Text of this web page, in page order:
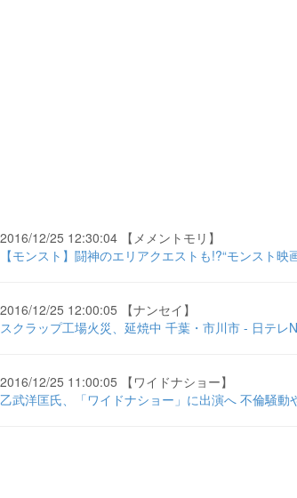
2016/12/25 12:30:04 【メメントモリ】
【モンスト】闘神のエリアクエストも!?“モンスト
2016/12/25 12:00:05 【ナンセイ】
スクラップ工場火災、延焼中 千葉・市川市 - 日テレ
2016/12/25 11:00:05 【ワイドナショー】
乙武洋匡氏、「ワイドナショー」に出演へ 不倫騒動